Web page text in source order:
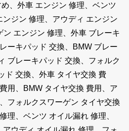
、外車 エンジン 修理、ベンツ
ジン 修理、アウディ エンジン
エンジン 修理、外車 ブレーキ
ーキパッド 交換、BMW ブレー
ブレーキパッド 交換、フォルク
ド 交換、外車 タイヤ交換 費
用、BMW タイヤ交換 費用、ア
フォルクスワーゲン タイヤ交換
理、ベンツ オイル漏れ 修理、